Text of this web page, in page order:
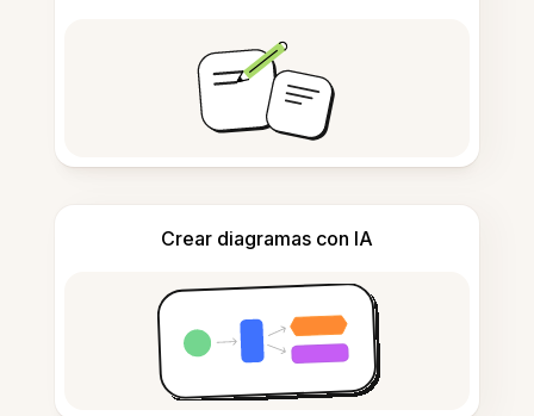
Crear diagramas con IA